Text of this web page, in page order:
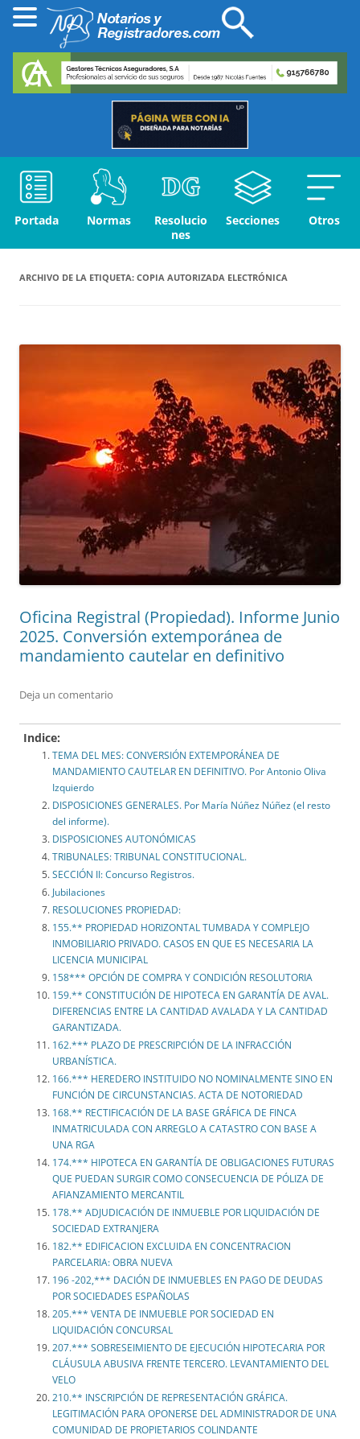
Portada Normas
Resolucio
nes
Secciones Otros
ARCHIVO DE LA ETIQUETA: COPIA AUTORIZADA ELECTRÓNICA
Oficina Registral (Propiedad). Informe Junio
2025. Conversión extemporánea de
mandamiento cautelar en definitivo
Deja un comentario
Indice:
TEMA DEL MES: CONVERSIÓN EXTEMPORÁNEA DE
MANDAMIENTO CAUTELAR EN DEFINITIVO. Por Antonio Oliva
Izquierdo
DISPOSICIONES GENERALES. Por María Núñez Núñez (el resto
del informe).
DISPOSICIONES AUTONÓMICAS
TRIBUNALES: TRIBUNAL CONSTITUCIONAL.
SECCIÓN II: Concurso Registros.
Jubilaciones
RESOLUCIONES PROPIEDAD:
155.** PROPIEDAD HORIZONTAL TUMBADA Y COMPLEJO
INMOBILIARIO PRIVADO. CASOS EN QUE ES NECESARIA LA
LICENCIA MUNICIPAL
158*** OPCIÓN DE COMPRA Y CONDICIÓN RESOLUTORIA
159.** CONSTITUCIÓN DE HIPOTECA EN GARANTÍA DE AVAL.
DIFERENCIAS ENTRE LA CANTIDAD AVALADA Y LA CANTIDAD
GARANTIZADA.
162.*** PLAZO DE PRESCRIPCIÓN DE LA INFRACCIÓN
URBANÍSTICA.
166.*** HEREDERO INSTITUIDO NO NOMINALMENTE SINO EN
FUNCIÓN DE CIRCUNSTANCIAS. ACTA DE NOTORIEDAD
168.** RECTIFICACIÓN DE LA BASE GRÁFICA DE FINCA
INMATRICULADA CON ARREGLO A CATASTRO CON BASE A
UNA RGA
174.*** HIPOTECA EN GARANTÍA DE OBLIGACIONES FUTURAS
QUE PUEDAN SURGIR COMO CONSECUENCIA DE PÓLIZA DE
AFIANZAMIENTO MERCANTIL
178.** ADJUDICACIÓN DE INMUEBLE POR LIQUIDACIÓN DE
SOCIEDAD EXTRANJERA
182.** EDIFICACION EXCLUIDA EN CONCENTRACION
PARCELARIA: OBRA NUEVA
196 -202,*** DACIÓN DE INMUEBLES EN PAGO DE DEUDAS
POR SOCIEDADES ESPAÑOLAS
205.*** VENTA DE INMUEBLE POR SOCIEDAD EN
LIQUIDACIÓN CONCURSAL
207.*** SOBRESEIMIENTO DE EJECUCIÓN HIPOTECARIA POR
CLÁUSULA ABUSIVA FRENTE TERCERO. LEVANTAMIENTO DEL
VELO
210.** INSCRIPCIÓN DE REPRESENTACIÓN GRÁFICA.
LEGITIMACIÓN PARA OPONERSE DEL ADMINISTRADOR DE UNA
COMUNIDAD DE PROPIETARIOS COLINDANTE